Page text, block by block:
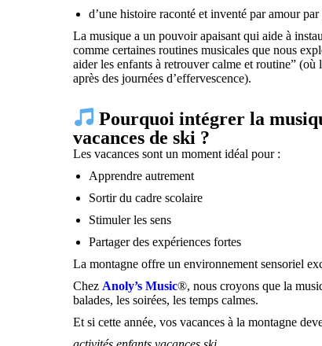
d’une histoire raconté et inventé par amour
La musique a un pouvoir apaisant qui aide à
comme certaines routines musicales que nous
aider les enfants à retrouver calme et routine” (où
après des journées d’effervescence).
Pourquoi intégrer la
vacances de ski ?
Les vacances sont un moment idéal pour :
Apprendre autrement
Sortir du cadre scolaire
Stimuler les sens
Partager des expériences fortes
La montagne offre un environnement sensoriel
Chez Anoly’s Music®, nous croyons que la
balades, les soirées, les temps calmes.
Et si cette année, vos vacances à la montagne